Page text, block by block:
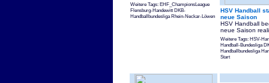
Weitere Tags: EHF_ChampionsLeague
Flensburg-Handewitt DKB-
Handballbundesliga Rhein-Neckar-Löwen
HSV Handball
neue Saison
HSV Handball
neue Saison
Weitere Tags: HSV-
Handball-Bundesliga
Handballbundesliga
Start